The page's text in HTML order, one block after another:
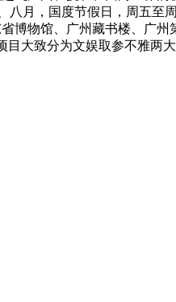
八月，国度节假日，周五
物馆、广州藏书楼、广
目大致分为文娱取参不雅两